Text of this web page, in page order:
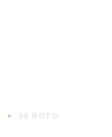
20 ФОТО